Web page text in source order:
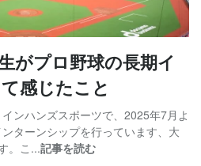
がプロ野球の長期イ
感じたこと
ンハンズスポーツで、2025年7月よ
ターンシップを行っています、大
。こ...記事を読む